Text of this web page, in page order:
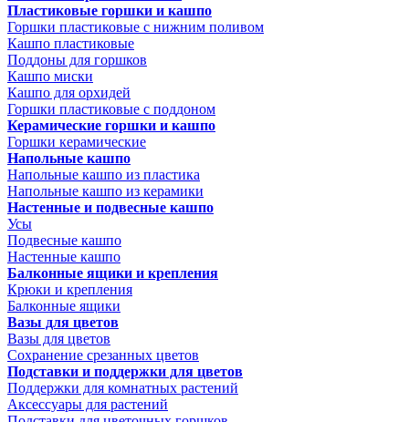
Пластиковые горшки и кашпо
Горшки пластиковые с нижним поливом
Кашпо пластиковые
Поддоны для горшков
Кашпо миски
Кашпо для орхидей
Горшки пластиковые с поддоном
Керамические горшки и кашпо
Горшки керамические
Напольные кашпо
Напольные кашпо из пластика
Напольные кашпо из керамики
Настенные и подвесные кашпо
Усы
Подвесные кашпо
Настенные кашпо
Балконные ящики и крепления
Крюки и крепления
Балконные ящики
Вазы для цветов
Вазы для цветов
Сохранение срезанных цветов
Подставки и поддержки для цветов
Поддержки для комнатных растений
Аксессуары для растений